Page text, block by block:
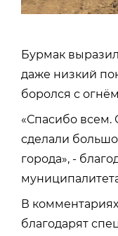
Бурмак
даже низкий
боролся с
«Спасибо
сделали
города», -
В
благодарят